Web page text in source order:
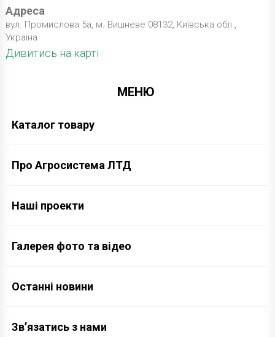
Адреса
вул. Промислова 5а, м. Вишневе 08132, Київська обл.,
Україна
Дивитись на карті
МЕНЮ
Каталог товару
Про Агросистема ЛТД
Наші проекти
Галерея фото та відео
Останні новини
Зв’язатись з нами